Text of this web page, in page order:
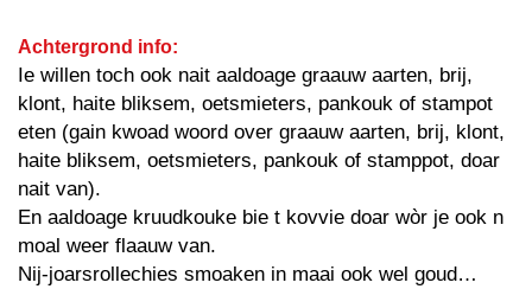
Achtergrond info:
Ie willen toch ook nait aaldoage graauw aarten, brij,
klont, haite bliksem, oetsmieters, pankouk of stampot
eten (gain kwoad woord over graauw aarten, brij, klont,
haite bliksem, oetsmieters, pankouk of stamppot, doar
nait van).
En aaldoage kruudkouke bie t kovvie doar wòr je ook n
moal weer flaauw van.
Nij-joarsrollechies smoaken in maai ook wel goud…